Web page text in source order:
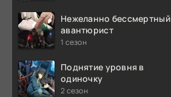
Нежеланно бессмертный
авантюрист
1 сезон
Поднятие уровня в
одиночку
2 сезон